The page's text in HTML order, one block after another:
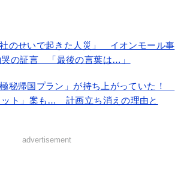
社のせいで起きた人災」 イオンモール事
哭の証言 「最後の言葉は…」
秘帰国プラン」が持ち上がっていた！
ット」案も… 計画立ち消えの理由と
advertisement